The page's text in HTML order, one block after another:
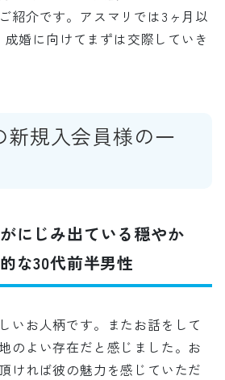
紹介です。アスマリでは3ヶ月以
成婚に向けてまずは交際していき
新規入会員様の一
にじみ出ている穏やか
な30代前半男性
いお人柄です。またお話をして
のよい存在だと感じました。お
ければ彼の魅力を感じていただ